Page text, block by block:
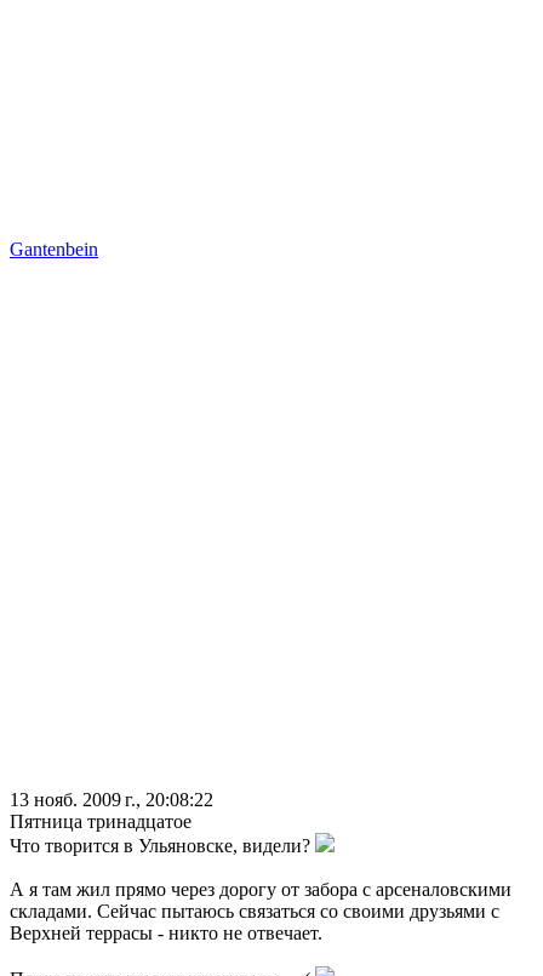
Gantenbein
13 нояб. 2009 г., 20:08:22
Пятница тринадцатое
Что творится в Ульяновске, видели?
А я там жил прямо через дорогу от забора с арсеналовскими
складами. Сейчас пытаюсь связаться со своими друзьями с
Верхней террасы - никто не отвечает.